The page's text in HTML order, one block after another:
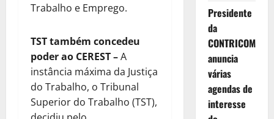
Trabalho e Emprego.
TST também concedeu
poder ao CEREST–A
instância máxima da Justiça
do Trabalho, o Tribunal
Superior do Trabalho (TST),
Presidente
da
CONTRICOM
anuncia
várias
agendas de
interesse